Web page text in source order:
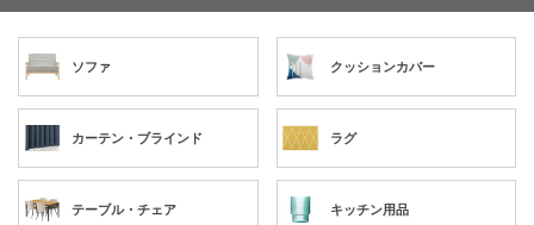
ソファ クッションカバー
カーテン・ブラインド ラグ
テーブル・チェア キッチン用品